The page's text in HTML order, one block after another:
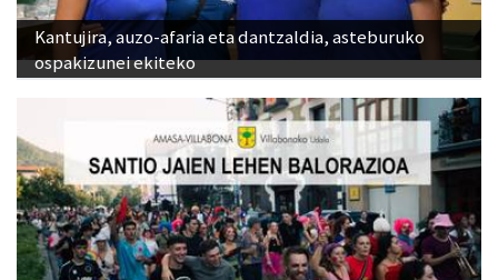
Kantujira, auzo-afaria eta dantzaldia, asteburuko
ospakizunei ekiteko